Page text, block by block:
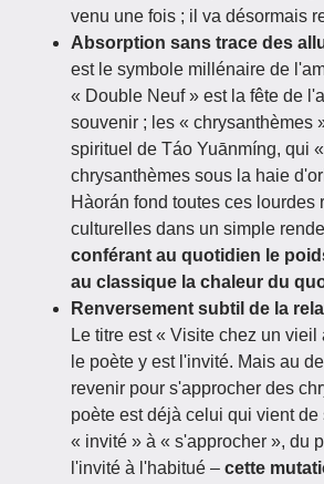
venu une fois ; il va désormais
Absorption sans trace des
est le symbole millénaire de
« Double Neuf » est la fête de
souvenir ; les « chrysanthèmes
spirituel de Táo Yuānmíng, qui
chrysanthèmes sous la haie
Hàorán fond toutes ces lourdes
culturelles dans un simple
conférant au quotidien le
au classique la chaleur du
Renversement subtil de la
Le titre est « Visite chez un vieil
le poète y est l'invité. Mais au
revenir pour s'approcher des
poète est déjà celui qui vient
« invité » à « s'approcher », du
l'invité à l'habitué – cette